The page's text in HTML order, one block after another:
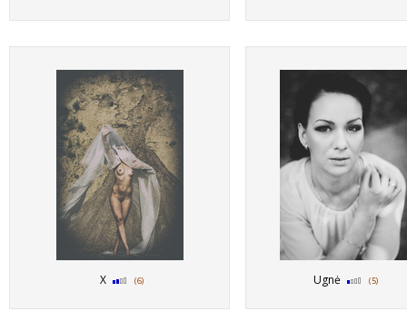
X (6) Ugnė (5)